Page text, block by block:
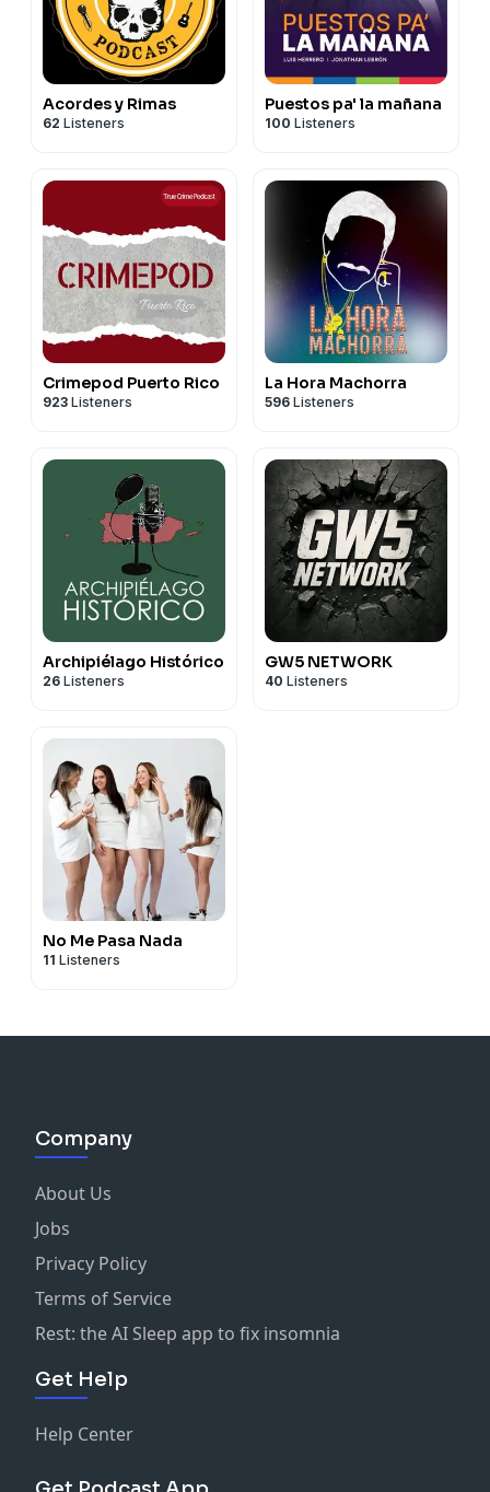
Acordes y Rimas
62 Listeners
Puestos pa' la mañana
100 Listeners
Crimepod Puerto Rico
923 Listeners
La Hora Machorra
596 Listeners
Archipiélago Histórico
26 Listeners
GW5 NETWORK
40 Listeners
No Me Pasa Nada
11 Listeners
Company
About Us
Jobs
Privacy Policy
Terms of Service
Rest: the AI Sleep app to fix insomnia
Get Help
Help Center